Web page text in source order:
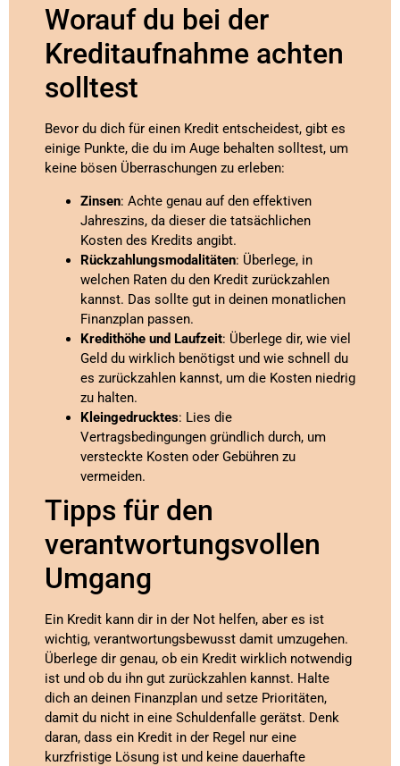
Worauf du bei der
Kreditaufnahme achten
solltest
Bevor du dich für einen Kredit entscheidest, gibt es
einige Punkte, die du im Auge behalten solltest, um
keine bösen Überraschungen zu erleben:
Zinsen: Achte genau auf den effektiven
Jahreszins, da dieser die tatsächlichen
Kosten des Kredits angibt.
Rückzahlungsmodalitäten: Überlege, in
welchen Raten du den Kredit zurückzahlen
kannst. Das sollte gut in deinen monatlichen
Finanzplan passen.
Kredithöhe und Laufzeit: Überlege dir, wie viel
Geld du wirklich benötigst und wie schnell du
es zurückzahlen kannst, um die Kosten niedrig
zu halten.
Kleingedrucktes: Lies die
Vertragsbedingungen gründlich durch, um
versteckte Kosten oder Gebühren zu
vermeiden.
Tipps für den
verantwortungsvollen
Umgang
Ein Kredit kann dir in der Not helfen, aber es ist
wichtig, verantwortungsbewusst damit umzugehen.
Überlege dir genau, ob ein Kredit wirklich notwendig
ist und ob du ihn gut zurückzahlen kannst. Halte
dich an deinen Finanzplan und setze Prioritäten,
damit du nicht in eine Schuldenfalle gerätst. Denk
daran, dass ein Kredit in der Regel nur eine
kurzfristige Lösung ist und keine dauerhafte